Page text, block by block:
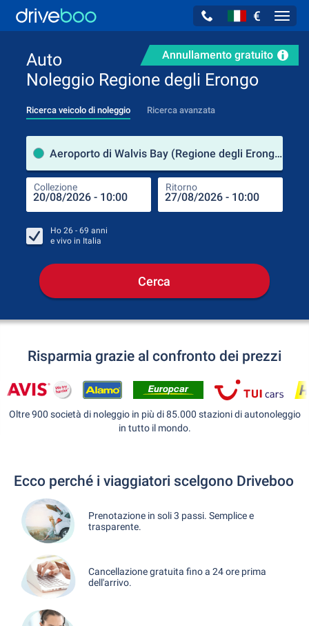
€
Annullamento gratuito
Auto
Noleggio Regione degli Erongo
Ricerca veicolo di noleggio Ricerca avanzata
Aeroporto di Walvis Bay (Regione degli Erongo / Namibia)
Collezione Ritorno
Ho 26 - 69 anni
e vivo in Italia
Cerca
Risparmia grazie al confronto dei prezzi
Oltre 900 società di noleggio in più di 85.000 stazioni di autonoleggio
in tutto il mondo.
Ecco perché i viaggiatori scelgono Driveboo
Prenotazione in soli 3 passi. Semplice e
trasparente.
Cancellazione gratuita fino a 24 ore prima
dell'arrivo.